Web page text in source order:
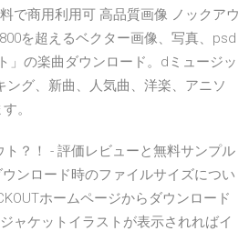
で商用利用可 高品質画像 ノックアウ
を超えるベクター画像、写真、psd
」の楽曲ダウンロード。dミュージッ
グ、新曲、人気曲、洋楽、アニソ
。
？！ - 評価レビューと無料サンプル
ンロード時のファイルサイズについ
ホームページからダウンロード
ャケットイラストが表示されればイ